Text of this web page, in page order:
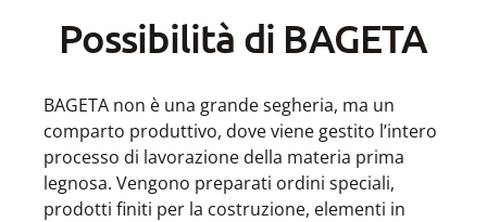
Possibilità di BAGETA
BAGETA non è una grande segheria, ma un
comparto produttivo, dove viene gestito l’intero
processo di lavorazione della materia prima
legnosa. Vengono preparati ordini speciali,
prodotti finiti per la costruzione, elementi in